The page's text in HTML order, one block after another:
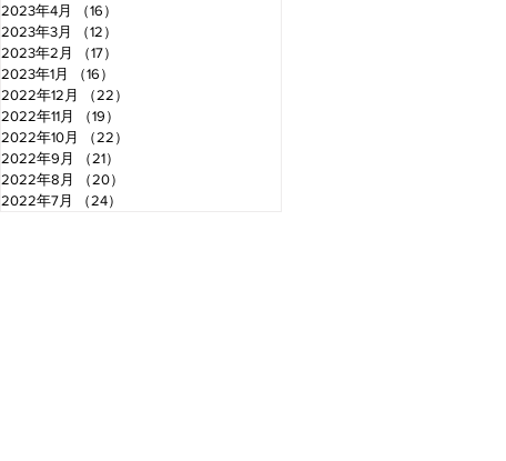
2023年4月
（16）
2023年3月
（12）
2023年2月
（17）
2023年1月
（16）
2022年12月
（22）
2022年11月
（19）
2022年10月
（22）
2022年9月
（21）
2022年8月
（20）
2022年7月
（24）